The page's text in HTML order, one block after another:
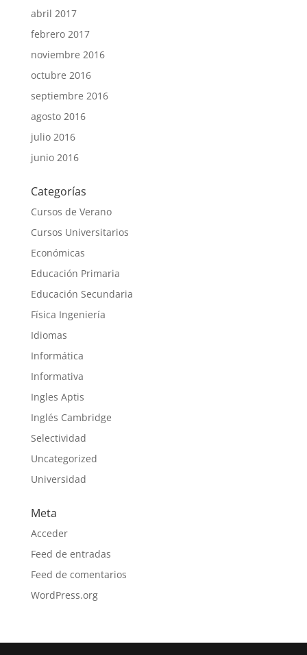
abril 2017
febrero 2017
noviembre 2016
octubre 2016
septiembre 2016
agosto 2016
julio 2016
junio 2016
Categorías
Cursos de Verano
Cursos Universitarios
Económicas
Educación Primaria
Educación Secundaria
Física Ingeniería
Idiomas
Informática
Informativa
Ingles Aptis
Inglés Cambridge
Selectividad
Uncategorized
Universidad
Meta
Acceder
Feed de entradas
Feed de comentarios
WordPress.org